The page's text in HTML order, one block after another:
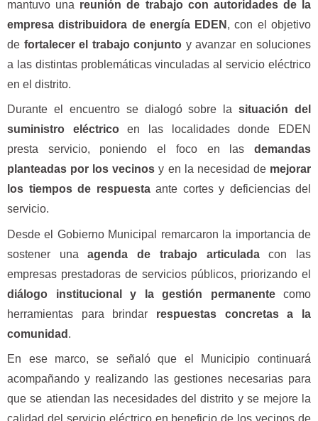
mantuvo una reunión de trabajo con autoridades de la
empresa distribuidora de energía EDEN , con el objetivo
de fortalecer el trabajo conjunto y avanzar en soluciones
a las distintas problemáticas vinculadas al servicio eléctrico
en el distrito.
Durante el encuentro se dialogó sobre lasituación del
suministro eléctricoen las localidades donde EDEN
presta servicio, poniendo el foco en las demandas
planteadas por los vecinos y en la necesidad de mejorar
los tiempos de respuestaante cortes y deficiencias del
servicio.
Desde el Gobierno Municipal remarcaron la importancia de
sostener unaagenda de trabajo articuladacon las
empresas prestadoras de servicios públicos, priorizando el
diálogo institucional y la gestión permanentecomo
herramientas para brindar respuestas concretas a la
comunidad .
En ese marco, se señaló que el Municipio continuará
acompañando y realizando las gestiones necesarias para
que se atiendan las necesidades del distrito y se mejore la
calidad del servicio eléctrico en beneficio de los vecinos de